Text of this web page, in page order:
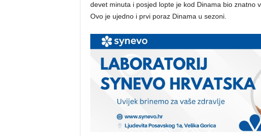
devet minuta i posjed lopte je kod Dinama bio znatno
Ovo je ujedno i prvi poraz Dinama u sezoni.